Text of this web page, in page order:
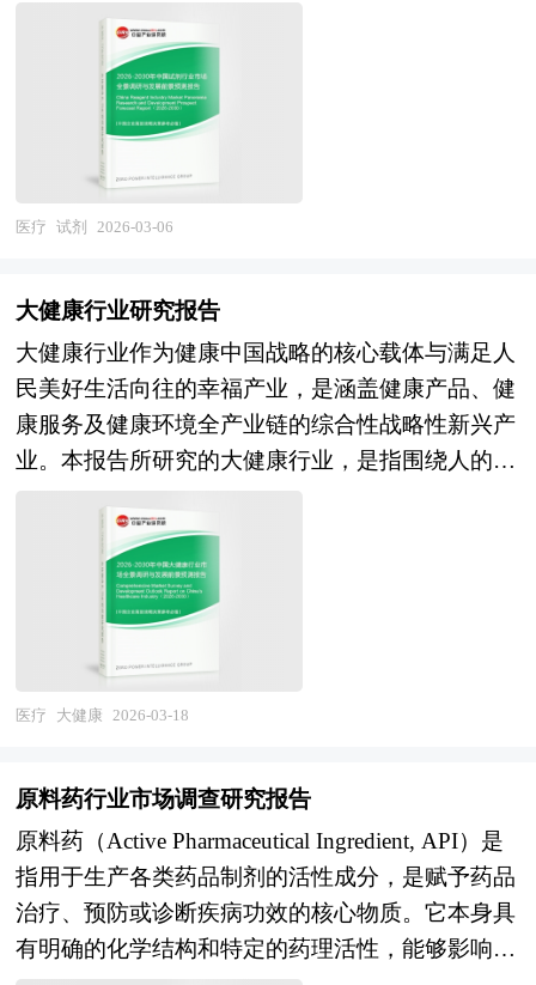
展挑战、行业的发展建议、行业竞争力，以及行业
的投资分析和趋势预测等等。报告还综合了细胞与
基因治疗（CGT）行业的整体发展动态，对行业在
产品方面提供了参考建议和具体解决办法。报告对
于细胞与基因治疗（CGT）产品生产企业、经销
商、行业管理部门以及拟进入该行业的投资者具有
进企业的发展壮大有学术和实践的双重意义。
为个性化医疗提供有力支持。同时，随着人工智能
和大数据技术的应用，体外诊断设备将更加智能
化，减少对人力资源的依赖，提高检测速度和准确
度。此外，体外诊断行业还将朝着更加便捷和高效
的方向发展，如现场快速检测（POCT）等技术将
得到更广泛的应用。 本研究咨询报告由中研普华
咨询公司领衔撰写，在大量周密的市场调研基础
改委、国家经济信息中心、国务院发展研究中心、
国家海关总署、全国商业信息中心、中国经济景气
监测中心、中国行业研究网、全国及海外相关报刊
杂志的基础信息以及体外诊断行业研究单位等公布
和提供的大量资料。报告对我国体外诊断行业的供
析，重点分析了国内外体外诊断行业的发展现状、
如何面对行业的发展挑战、行业的发展建议、行业
竞争力，以及行业的投资分析和趋势预测等等。报
告还综合了体外诊断行业的整体发展动态，对行业
在产品方面提供了参考建议和具体解决办法。报告
对于体外诊断产品生产企业、经销商、行业管理部
业的运营效率、促进企业的发展壮大有学术和实践
的双重意义。
量的"标尺"——在基础研究层面，高纯度生化试
剂、分子生物学试剂、细胞培养试剂为生命科学突
破提供物质基础；在应用开发层面，标准物质、色
谱试剂、高纯电子化学品支撑着新药研发、食品安
全、环境监测、半导体制造等高端产业的工艺验证
与质量管控。作为典型的知识密集型和技术密集型
批次稳定性、配方体系Know-how及供应链管理能
础科研能力和先进制造业的底层支撑强度。 当
前，我国试剂行业正处于国产替代加速与产业结构
升级的双重变革期。在化学试剂领域，通用试剂已
实现较高程度的国产化，但色谱纯、光谱纯等高纯
试剂以及核磁用氘代试剂、有机合成用贵金属催化
剂等特种试剂仍依赖进口；在生物试剂领域，重组
蛋白、抗体、酶等核心原料的长期进口格局正在被
打破，国内企业在部分细分品类实现技术突破，但
在高端活性蛋白、工具酶、类器官培养基质等前沿
领域与赛默飞、默克、罗丹等国际巨头差距明显；
在诊断试剂领域，生化诊断、免疫诊断试剂国产化
兴领域成为竞争焦点。与此同时，行业面临分散化
竞争严重、质量体系建设滞后、冷链物流等配套能
力不足、专利布局意识薄弱等深层挑战。国家层面
通过"十四五"生物经济发展规划、基础研究十年行
动方案、科研试剂和实验动物专项等政策持续强化
医疗 试剂 2026-03-06
大健康行业研究报告
大健康行业作为健康中国战略的核心载体与满足人
民美好生活向往的幸福产业，是涵盖健康产品、健
康服务及健康环境全产业链的综合性战略性新兴产
业。本报告所研究的大健康行业，是指围绕人的衣
素呵护的广泛产业生态，涵盖医疗服务、医药制
造、健康管理、康复养老、健身休闲、健康食品、
智慧医疗及健康保险等多元业态，并延伸至心理健
康、健康文旅、健康家居及环境健康等新兴领域。
该行业横跨生物医学、信息技术、营养学、心理
学、体育科学及环境科学等多个交叉领域，具有需
升级驱动及社会公益属性强等典型特征。随着人口
病"向"治未病"深度演进，大健康产业已从传统的
医疗救治向预防保健、健康促进及品质生活全面拓
展，其产业价值正从单一疾病治疗向全生命周期健
康管理与主动健康干预深度延伸。 当前中国大健
医疗 大健康 2026-03-18
原料药行业市场调查研究报告
原料药（Active Pharmaceutical Ingredient, API）是
指用于生产各类药品制剂的活性成分，是赋予药品
治疗、预防或诊断疾病功效的核心物质。它本身具
有明确的化学结构和特定的药理活性，能够影响机